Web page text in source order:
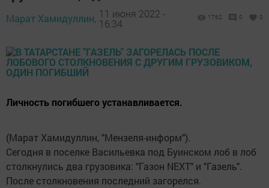
Марат Хамидуллин, 11 июня 2022 -
16:34
1762 0 0
Личность погибшего устанавливается.
(Марат Хамидуллин, "Мензеля-информ").
Сегодня в поселке Васильевка под Буинском лоб в лоб
столкнулись два грузовика: "Газон NEXT" и "Газель".
После столкновения последний загорелся.